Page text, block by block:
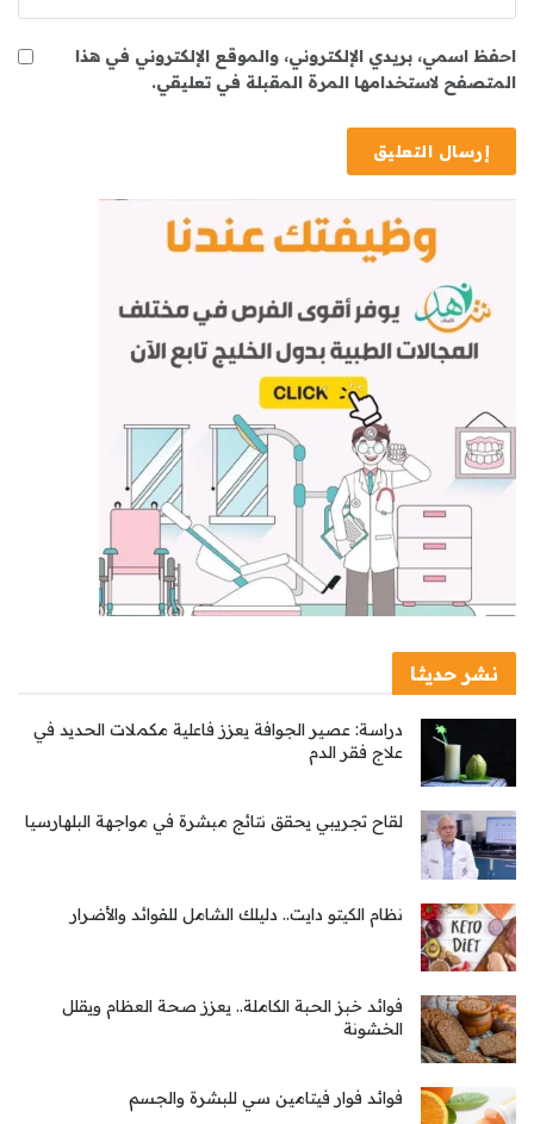
احفظ اسمي، بريدي الإلكتروني، والموقع الإلكتروني في هذا
المتصفح لاستخدامها المرة المقبلة في تعليقي.
نشر حديثا
دراسة: عصير الجوافة يعزز فاعلية مكملات الحديد في
علاج فقر الدم
لقاح تجريبي يحقق نتائج مبشرة في مواجهة البلهارسيا
نظام الكيتو دايت.. دليلك الشامل للفوائد والأضرار
فوائد خبز الحبة الكاملة.. يعزز صحة العظام ويقلل
الخشونة
فوائد فوار فيتامين سي للبشرة والجسم